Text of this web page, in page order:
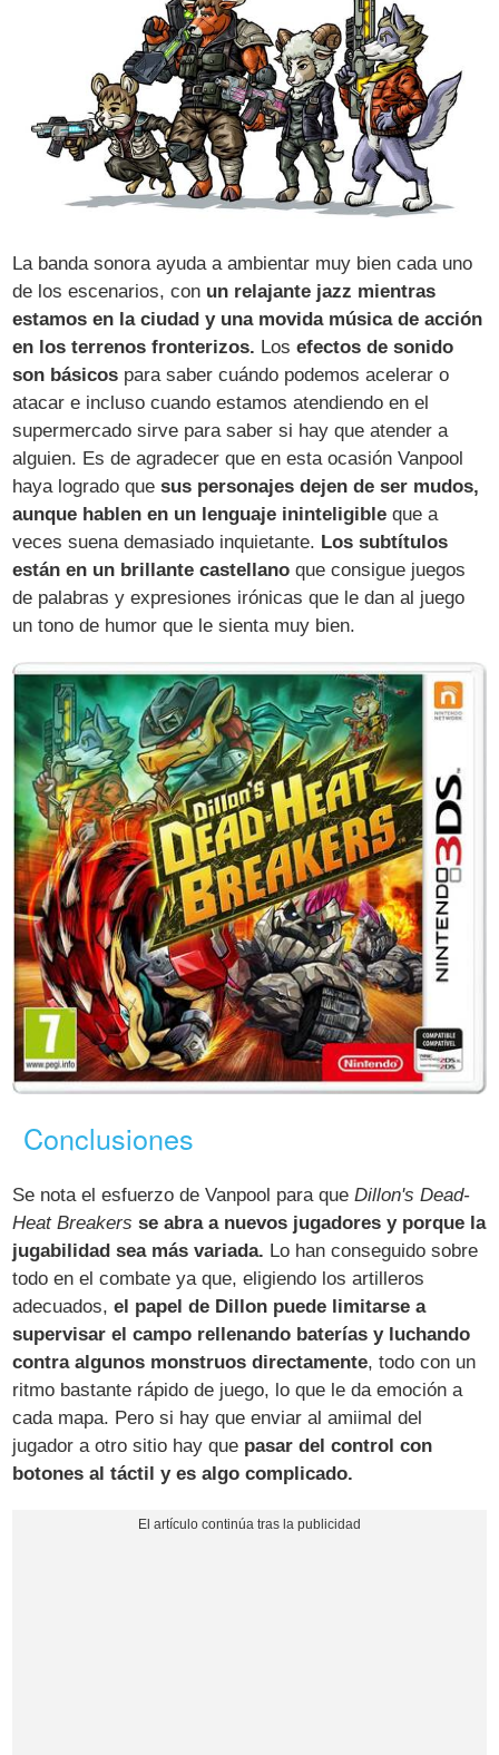
La banda sonora ayuda a ambientar muy bien cada uno
de los escenarios, con un relajante jazz mientras
estamos en la ciudad y una movida música de acción
en los terrenos fronterizos. Losefectos de sonido
son básicos para saber cuándo podemos acelerar o
atacar e incluso cuando estamos atendiendo en el
supermercado sirve para saber si hay que atender a
alguien. Es de agradecer que en esta ocasión Vanpool
haya logrado quesus personajes dejen de ser mudos,
aunque hablen en un lenguaje ininteligible que a
veces suena demasiado inquietante. Los subtítulos
están en un brillante castellanoque consigue juegos
de palabras y expresiones irónicas que le dan al juego
un tono de humor que le sienta muy bien.
Conclusiones
Se nota el esfuerzo de Vanpool para queDillon's Dead-
Heat Breakers se abra a nuevos jugadores y porque la
jugabilidad sea más variada. Lo han conseguido sobre
todo en el combate ya que, eligiendo los artilleros
adecuados,el papel de Dillon puede limitarse a
supervisar el campo rellenando baterías y luchando
contra algunos monstruos directamente, todo con un
ritmo bastante rápido de juego, lo que le da emoción a
cada mapa. Pero si hay que enviar al amiimal del
jugador a otro sitio hay que pasar del control con
botones al táctil y es algo complicado.